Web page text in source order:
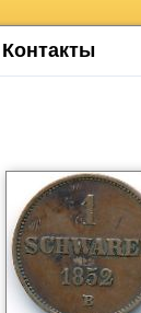
Контакты